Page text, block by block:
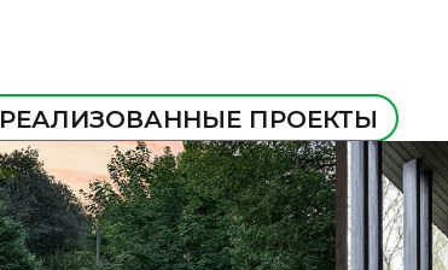
РЕАЛИЗОВАННЫЕ ПРОЕКТЫ